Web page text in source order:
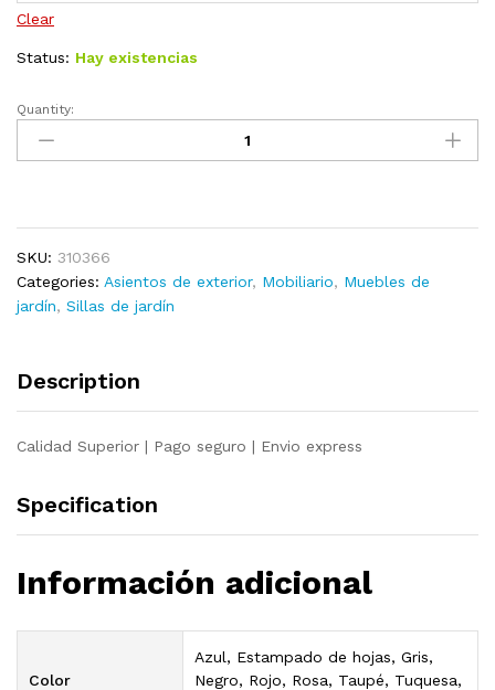
Clear
Status: Hay existencias
Sillas
playa
tela
azul
quantity
Quantity:
SKU: 310366
Categories: Asientos de exterior, Mobiliario, Muebles de
jardín, Sillas de jardín
Description
Calidad Superior | Pago seguro | Envio express
Specification
Información adicional
Color
Azul, Estampado de hojas, Gris,
Negro, Rojo, Rosa, Taupé, Tuquesa,